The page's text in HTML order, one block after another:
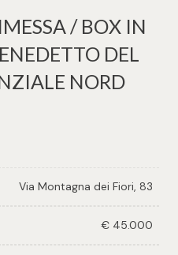
/ BOX IN
DEL
NORD
Via Montagna dei Fiori, 83
€ 45.000